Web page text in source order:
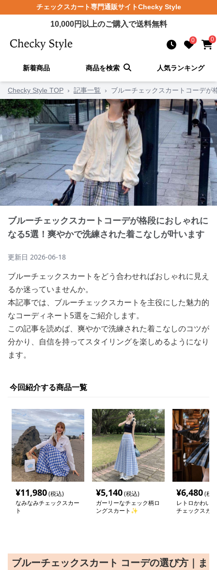
チェックスカート専門通販サイトChecky Style
10,000円以上のご購入で送料無料
0 0
新着商品 商品を検索 人気ランキング
Checky Style TOP › 記事一覧 › ブルーチェックスカートコーデが
ブルーチェックスカートコーデが格段におしゃれに
なる5選！爽やかで洗練された着こなしが叶います
更新日 2026-06-18
ブルーチェックスカートをどう合わせればおしゃれに見え
るか迷っていませんか。
本記事では、ブルーチェックスカートを主役にした魅力的
なコーディネート5選をご紹介します。
この記事を読めば、爽やかで洗練された着こなしのコツが
分かり、自信を持ってスタイリングを楽しめるようになり
ます。
今回紹介する商品一覧
¥11,980(税込)
なみなみチェックスカー
ト
¥5,140(税込)
ガーリーなチェック柄ロ
ングスカート✨
¥6,480(税
レトロかわい
チェックスカ
ブルーチェックスカート コーデの選び方｜ま